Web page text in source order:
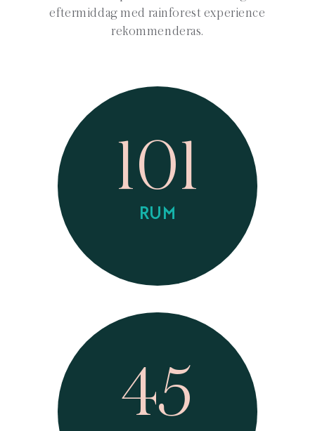
eftermiddag med rainforest experience
rekommenderas.
101
RUM
45